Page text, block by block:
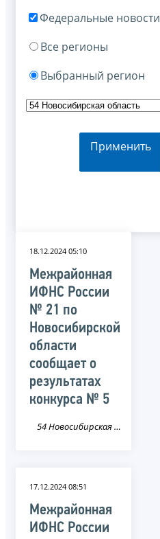
Федеральные новости
Все регионы
Выбранный регион
Применить
18.12.2024 05:10
Межрайонная
ИФНС России
№ 21 по
Новосибирской
области
сообщает о
результатах
конкурса № 5
54 Новосибирская область
17.12.2024 08:51
Межрайонная
ИФНС России